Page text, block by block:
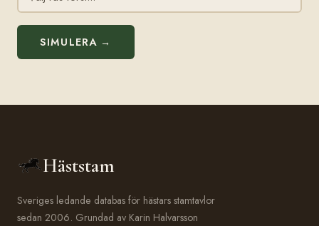
SIMULERA →
Häststam
Sveriges ledande databas för hästars stamtavlor
sedan 2006. Grundad av Karin Halvarsson